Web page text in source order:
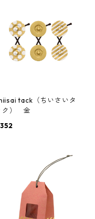
tack（ちいさいタ
ク） 金